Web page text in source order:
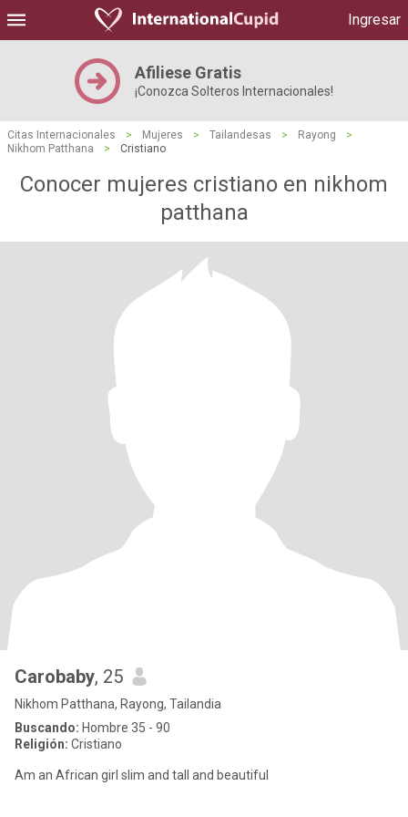
Ingresar
Afiliese Gratis
¡Conozca Solteros Internacionales!
Citas Internacionales > Mujeres > Tailandesas > Rayong
>
Nikhom Patthana
> Cristiano
Conocer mujeres cristiano en nikhom
patthana
Carobaby, 25
Nikhom Patthana, Rayong, Tailandia
Buscando: Hombre 35 - 90
Religión: Cristiano
Am an African girl slim and tall and beautiful